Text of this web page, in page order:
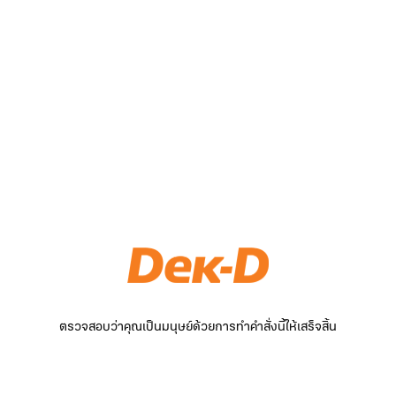
ตรวจสอบว่าคุณเป็นมนุษย์ด้วยการทำคำสั่งนี้ให้เสร็จสิ้น